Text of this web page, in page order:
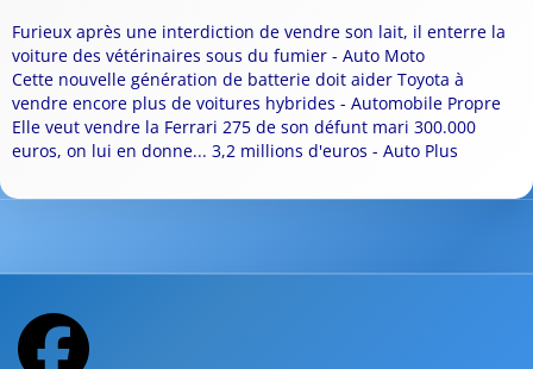
Furieux après une interdiction de vendre son lait, il enterre la
voiture des vétérinaires sous du fumier - Auto Moto
Cette nouvelle génération de batterie doit aider Toyota à
vendre encore plus de voitures hybrides - Automobile Propre
Elle veut vendre la Ferrari 275 de son défunt mari 300.000
euros, on lui en donne... 3,2 millions d'euros - Auto Plus